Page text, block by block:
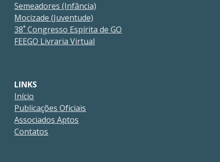
Semeadores (Infância)
Mocizade (Juventude)
38˚ Congresso Espírita de GO
FEEGO Livraria Virtual
LINKS
Início
Publicações Oficiais
Associados Aptos
Contatos